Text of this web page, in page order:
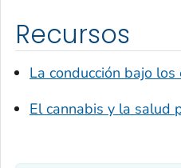
Recursos
La conducción bajo
El cannabis y la salud